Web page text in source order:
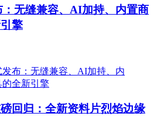
无缝兼容、AI加持、内置商
擎
回归：全新资料片烈焰边缘